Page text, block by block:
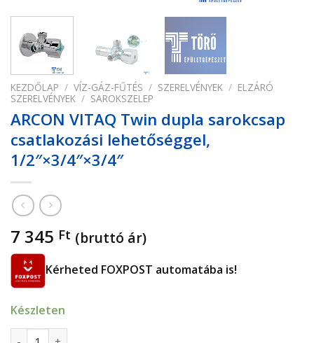
KEZDŐLAP / VÍZ-GÁZ-FŰTÉS / SZERELVÉNYEK / ELZÁRÓ
SZERELVÉNYEK / SAROKSZELEP
ARCON VITAQ Twin dupla sarokcsap
csatlakozási lehetőséggel,
1/2″×3/4″×3/4″
7 345 Ft (bruttó ár)
Kérheted FOXPOST automatába is!
Készleten
ARCON VITAQ Twin dupla sarokcsap csatlakozási